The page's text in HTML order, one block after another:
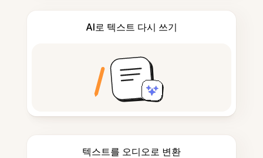
AI로 텍스트 다시 쓰기
텍스트를 오디오로 변환